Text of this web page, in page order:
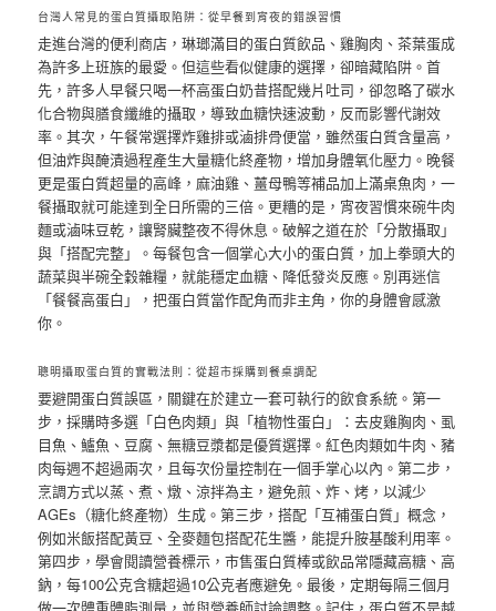
台灣人常見的蛋白質攝取陷阱：從早餐到宵夜的錯誤習慣
走進台灣的便利商店，琳瑯滿目的蛋白質飲品、雞胸肉、茶葉蛋成
為許多上班族的最愛。但這些看似健康的選擇，卻暗藏陷阱。首
先，許多人早餐只喝一杯高蛋白奶昔搭配幾片吐司，卻忽略了碳水
化合物與膳食纖維的攝取，導致血糖快速波動，反而影響代謝效
率。其次，午餐常選擇炸雞排或滷排骨便當，雖然蛋白質含量高，
但油炸與醃漬過程產生大量糖化終產物，增加身體氧化壓力。晚餐
更是蛋白質超量的高峰，麻油雞、薑母鴨等補品加上滿桌魚肉，一
餐攝取就可能達到全日所需的三倍。更糟的是，宵夜習慣來碗牛肉
麵或滷味豆乾，讓腎臟整夜不得休息。破解之道在於「分散攝取」
與「搭配完整」。每餐包含一個掌心大小的蛋白質，加上拳頭大的
蔬菜與半碗全穀雜糧，就能穩定血糖、降低發炎反應。別再迷信
「餐餐高蛋白」，把蛋白質當作配角而非主角，你的身體會感激
你。
聰明攝取蛋白質的實戰法則：從超市採購到餐桌調配
要避開蛋白質誤區，關鍵在於建立一套可執行的飲食系統。第一
步，採購時多選「白色肉類」與「植物性蛋白」：去皮雞胸肉、虱
目魚、鱸魚、豆腐、無糖豆漿都是優質選擇。紅色肉類如牛肉、豬
肉每週不超過兩次，且每次份量控制在一個手掌心以內。第二步，
烹調方式以蒸、煮、燉、涼拌為主，避免煎、炸、烤，以減少
AGEs（糖化終產物）生成。第三步，搭配「互補蛋白質」概念，
例如米飯搭配黃豆、全麥麵包搭配花生醬，能提升胺基酸利用率。
第四步，學會閱讀營養標示，市售蛋白質棒或飲品常隱藏高糖、高
鈉，每100公克含糖超過10公克者應避免。最後，定期每隔三個月